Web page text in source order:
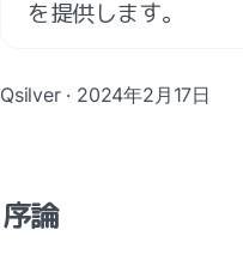
を提供します。
Qsilver · 2024年2月17日
序論